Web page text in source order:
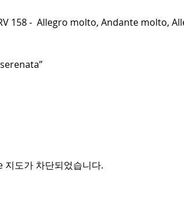
158 -  Allegro molto, Andante molto,
지도가 차단되었습니다.